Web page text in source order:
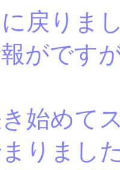
戻りま
がです
始めて
りまし